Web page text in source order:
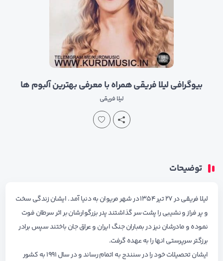
بیوگرافی لیلا فریقی همراه با معرفی بهترین آلبوم ها
لیلا فریقی
توضیحات
لیلا فریقی در ۲۷ تیر ۱۳۵۴ در شهر مریوان به دنیا آمد . ایشان زندگی سخت
و پر فراز و نشیبی را پشت سر گذاشتند پدر بزرگوارشان بر اثر سرطان فوت
نموده و مادرشان نیز در بمباران جنگ ایران و عراق جان باختند سپس برادر
برزگتر سرپرستی انها را به عهده گرفت.
ایشان تحصیلات خود را در سنندج به اتمام رساند و در سال ۱۹۹۱ به کشور